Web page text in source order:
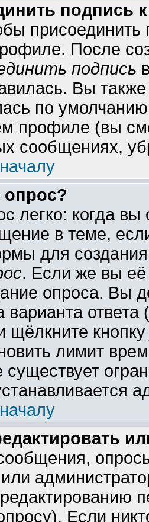
подпись
После
подпись
Вы
по
профиле (вы
сообщениях,
опрос?
легко: когда
в теме,
для
. Если же вы её
опроса. Вы
ответа
щёлкните
лимит
Если